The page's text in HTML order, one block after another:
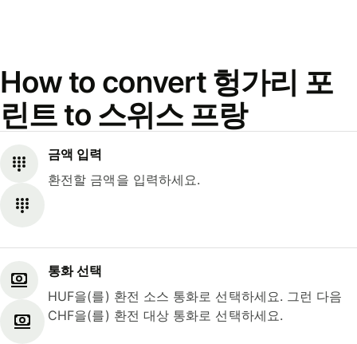
How to convert 헝가리 포
린트 to 스위스 프랑
금액 입력
환전할 금액을 입력하세요.
통화 선택
HUF을(를) 환전 소스 통화로 선택하세요. 그런 다음
CHF을(를) 환전 대상 통화로 선택하세요.